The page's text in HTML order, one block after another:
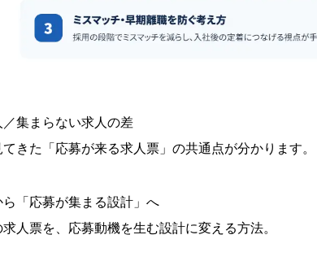
／集まらない求人の差
きた「応募が来る求人票」の共通点が分かります。
ら「応募が集まる設計」へ
人票を、応募動機を生む設計に変える方法。